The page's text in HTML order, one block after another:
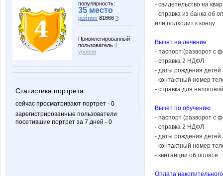
популярность:
35 место
рейтинг 81866 ?
Привилегированный
пользователь 4
уровня
Статистика портрета:
сейчас просматривают портрет - 0
зарегистрированные пользователи
посетившие портрет за 7 дней - 0
- свидетельство на
- справка из банка об
или подходит к концу.
Вычет на лечение
- паспорт (разворот с
- справка 2 НДФЛ
- даты рождения детей
- контактный номер
- справка для
Вычет по обучению
- паспорт (разворот с
- справка 2 НДФЛ
- даты рождения детей
- контактный номер
- квитанции об оплате
Оплата